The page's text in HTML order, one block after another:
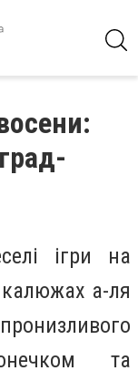
ігри на
калюжах а-ля
та